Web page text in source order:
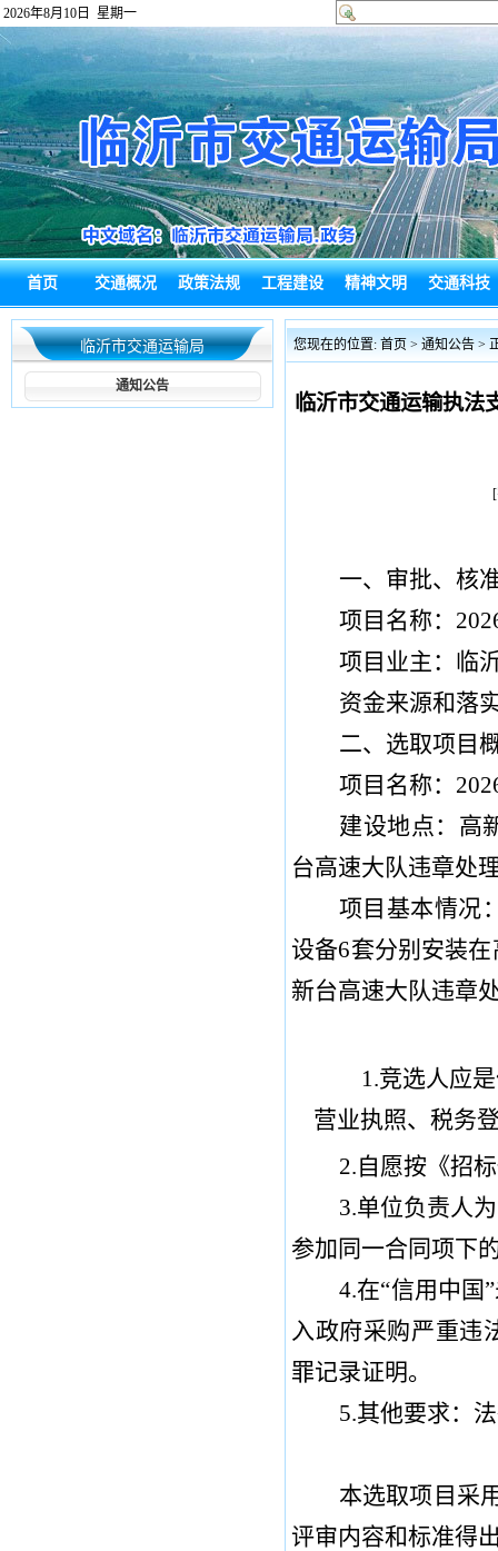
2026年8月10日 星期一
首页 交通概况 政策法规 工程建设 精神文明 交通科技
政府信息公 热点回应 通知公告 综合新闻 政务信息
局长信箱
临沂市交通运输局
通知公告
您现在的位置: 首页 > 通知公告 >
临沂市交通运输执法
一、 审批、核
项目名称：
项目业主 ： 临
资金来源和落
二、 选取项目
项目名称：
建设地点： 高
台高速大队违章处
项目基本情况
设备6套分别安装
新台高速大队违章
1.竞选人应
营业执照、税务
2.自愿按《招
3.单位负责人
参加同一合同项下
4.在“信用中国”
入政府采购严重违
罪记录证明。
5.其他要求：
本选取项目采
评审内容和标准得